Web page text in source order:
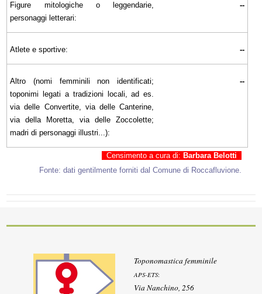
Figure mitologiche o leggendarie,
personaggi letterari:
--
Atlete e sportive: --
Altro (nomi femminili non identificati;
toponimi legati a tradizioni locali, ad es.
via delle Convertite, via delle Canterine,
via della Moretta, via delle Zoccolette;
madri di personaggi illustri...):
--
Censimento a cura di: Barbara Belotti
Fonte: dati gentilmente forniti dal Comune di Roccafluvione.
Toponomastica femminile
APS-ETS:
Via Nanchino, 256